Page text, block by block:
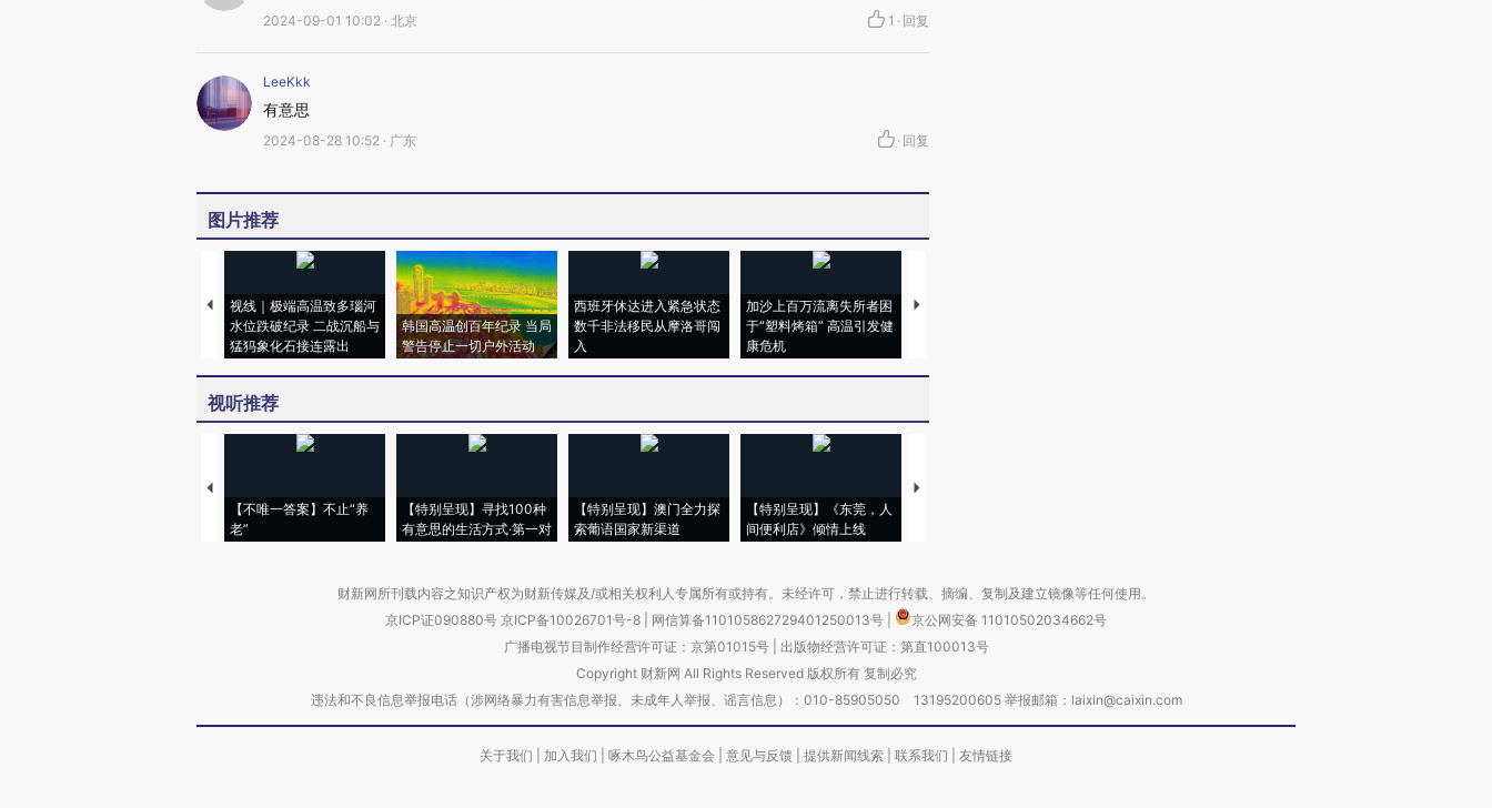
2024-09-01 10:02 · 北京 1 · 回复
LeeKkk
有意思
2024-08-28 10:52 · 广东 · 回复
图片推荐
视线｜极端高温致多瑙河
水位跌破纪录 二战沉船与
猛犸象化石接连露出
韩国高温创百年纪录 当局
警告停止一切户外活动
西班牙休达进入紧急状态
数千非法移民从摩洛哥闯
入
加沙上百万流离失所者困
于“塑料烤箱” 高温引发健
康危机
视线｜HYROX的吸金
视听推荐
【不唯一答案】不止“养
老”
【特别呈现】寻找100种
有意思的生活方式·第一对
【特别呈现】澳门全力探
索葡语国家新渠道
【特别呈现】《东莞，人
间便利店》倾情上线
【推广】走进第四届链博
财新网所刊载内容之知识产权为财新传媒及/或相关权利人专属所有或持有。未经许可，禁止进行转载、摘编、复制及建立镜像等任何使用。
京ICP证090880号 京ICP备10026701号-8 网信算备110105862729401250013号
京公网安备 11010502034662号
广播电视节目制作经营许可证：京第01015号| 出版物经营许可证：第直100013号
Copyright 财新网 All Rights Reserved 版权所有 复制必究
违法和不良信息举报电话（涉网络暴力有害信息举报、未成年人举报、谣言信息）：010-85905050 13195200605 举报邮箱：laixin@caixin.com
关于我们 加入我们 啄木鸟公益基金会 意见与反馈 提供新闻线索 联系我们 友情链接